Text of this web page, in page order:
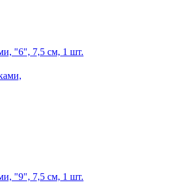
"6", 7,5 см, 1 шт.
"9", 7,5 см, 1 шт.